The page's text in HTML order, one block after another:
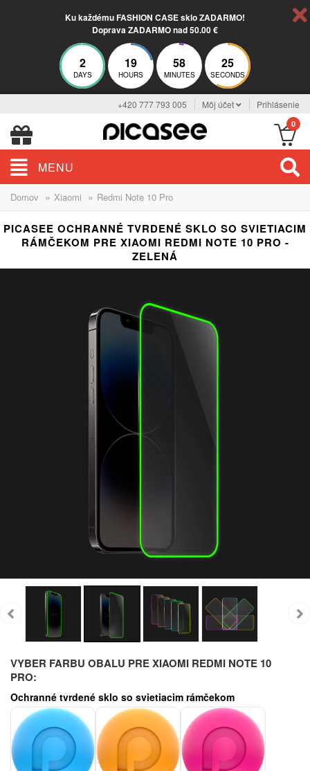
Ku každému FASHION CASE sklo ZADARMO!
Doprava ZADARMO nad 50.00 €
2
DAYS
19
HOURS
58
MINUTES
25
SECONDS
+420 777 793 005 Môj účet Prihlásenie
0
MENU
Domov » Xiaomi » Redmi Note 10 Pro
PICASEE OCHRANNÉ TVRDENÉ SKLO SO SVIETIACIM
RÁMČEKOM PRE XIAOMI REDMI NOTE 10 PRO -
ZELENÁ
VYBER FARBU OBALU PRE XIAOMI REDMI NOTE 10
PRO:
Ochranné tvrdené sklo so svietiacim rámčekom